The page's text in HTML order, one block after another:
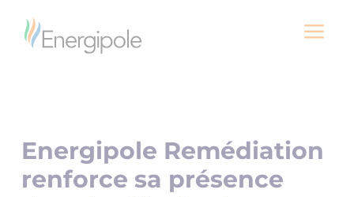
a
Energipole Remédiation
renforce sa présence